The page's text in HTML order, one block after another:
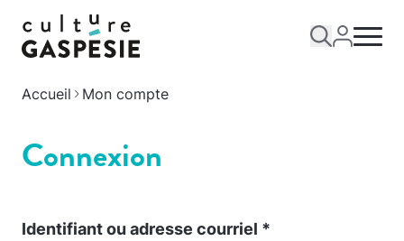
Accueil Mon compte
Connexion
Identifiant ou adresse courriel *